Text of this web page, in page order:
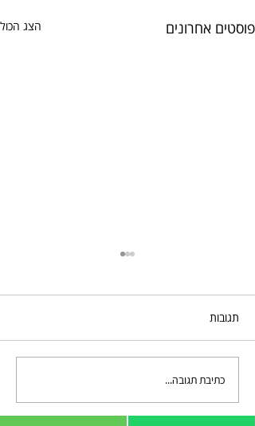
פוסטים אחרונים הצג הכול
בחירת דלתות פנים לבית
תגובות
כתיבת תגובה...